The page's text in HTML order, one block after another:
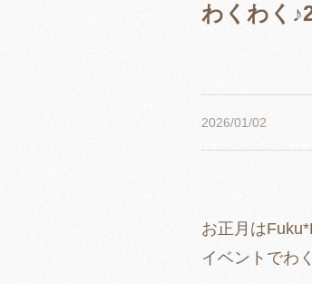
わくわく
2026/01/02
お正月は
イベントでわ